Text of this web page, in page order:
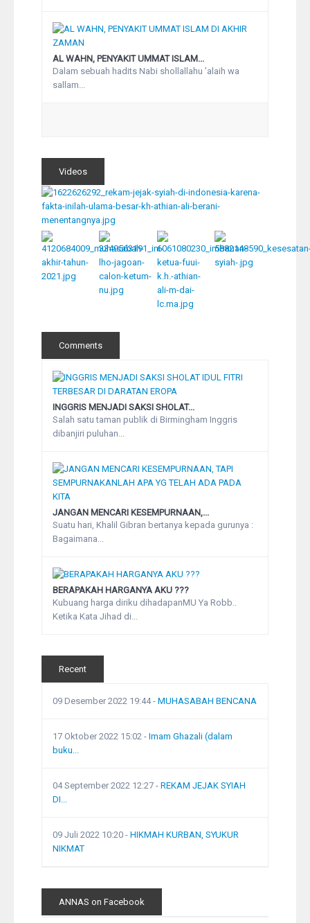
AL WAHN, PENYAKIT UMMAT ISLAM...
Dalam sebuah hadits Nabi shollallahu ’alaih wa
sallam...
Videos
Comments
INGGRIS MENJADI SAKSI SHOLAT...
Salah satu taman publik di Birmingham Inggris
dibanjiri puluhan...
JANGAN MENCARI KESEMPURNAAN,...
Suatu hari, Khalil Gibran bertanya kepada gurunya :
Bagaimana...
BERAPAKAH HARGANYA AKU ???
Kubuang harga diriku dihadapanMU Ya Robb..
Ketika Kata Jihad di...
Recent
09 Desember 2022 19:44- MUHASABAH BENCANA
17 Oktober 2022 15:02 - Imam Ghazali (dalam
buku...
04 September 2022 12:27 - REKAM JEJAK SYIAH
DI...
09 Juli 2022 10:20 - HIKMAH KURBAN, SYUKUR
NIKMAT
ANNAS on Facebook